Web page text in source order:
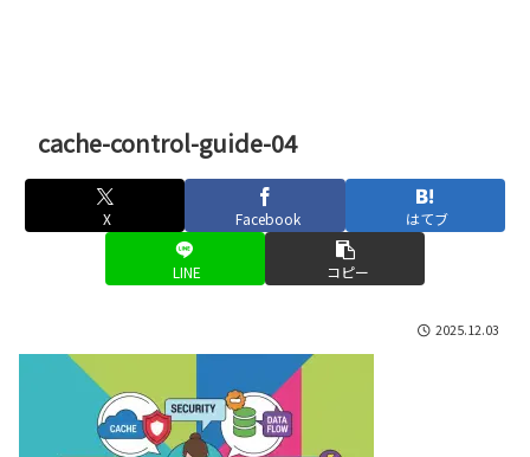
cache-control-guide-04
X Facebook はてブ
LINE コピー
2025.12.03